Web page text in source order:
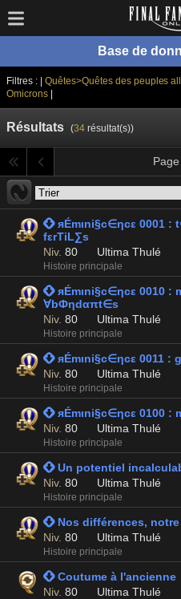
Base de
Filtres : | Quêtes>Quêtes des peuples
Omicrons|
Résultats (34résultat(s))
 яÉmιni§c∈ηcε 0001 :
fεrTiL∑s
Niv. 80 Ultima Thulé
Histoire principale
 яÉmιni§c∈ηcε 0010 :
∀bФηdαπt∈s
Niv. 80 Ultima Thulé
Histoire principale
 яÉmιni§c∈ηcε 0011 :
Niv. 80 Ultima Thulé
Histoire principale
 яÉmιni§c∈ηcε 0100 :
Niv. 80 Ultima Thulé
Histoire principale
 Un potentiel
Niv. 80 Ultima Thulé
Histoire principale
 Nos différences, notre
Niv. 80 Ultima Thulé
Histoire principale
 Coutume à l'ancienne
Niv. 80 Ultima Thulé